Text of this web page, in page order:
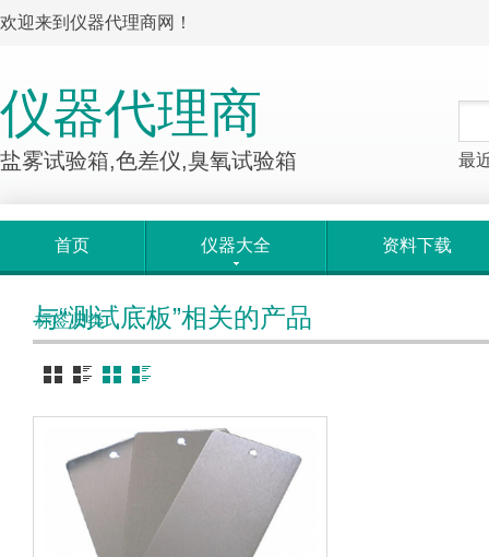
欢迎来到仪器代理商网！
仪器代理商
盐雾试验箱,色差仪,臭氧试验箱 最
首页 仪器大全 资料下载
标签归类
与“测试底板”相关的产品